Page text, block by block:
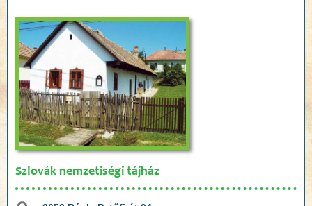
Szlovák nemzetiségi tájház